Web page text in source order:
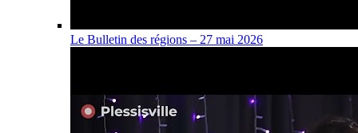
Le Bulletin des régions – 27 mai 2026